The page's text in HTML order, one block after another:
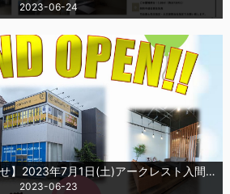
2023-06-24
【新店オープンのお知らせ】2023年7月1日(土)アークレスト入間営業所NEWオープン！！
2023-06-23